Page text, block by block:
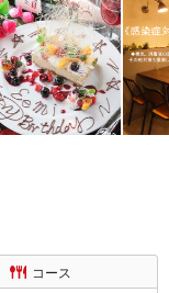
コース